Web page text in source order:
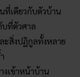
ที่เดียวกับตัวบ้าน
บที่ตัวศาล
ะสิ่งปฏิกูลทั้งหลาย
งเข้าหน้าบ้าน